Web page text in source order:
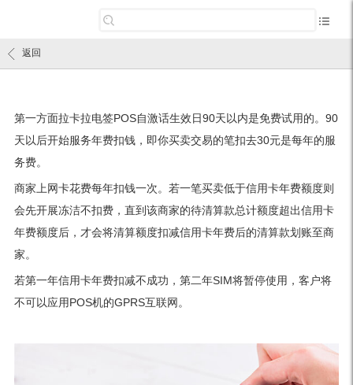
返回
第一方面拉卡拉电签POS自激话生效日90天以内是免费试用的。90
天以后开始服务年费扣钱，即你买卖交易的笔扣去30元是每年的服
务费。
商家上网卡花费每年扣钱一次。若一笔买卖低于信用卡年费额度则
会先开展冻洁不扣费，直到该商家的待清算款总计额度超出信用卡
年费额度后，才会将清算额度扣减信用卡年费后的清算款划账至商
家。
若第一年信用卡年费扣减不成功，第二年SIM将暂停使用，客户将
不可以应用POS机的GPRS互联网。